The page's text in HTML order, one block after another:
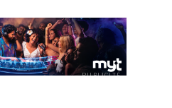
PUBLICITÉ